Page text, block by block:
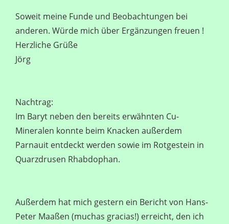
Soweit meine Funde und Beobachtungen bei
anderen. Würde mich über Ergänzungen freuen !
Herzliche Grüße
Jörg
Nachtrag:
Im Baryt neben den bereits erwähnten Cu-
Mineralen konnte beim Knacken außerdem
Parnauit entdeckt werden sowie im Rotgestein in
Quarzdrusen Rhabdophan.
Außerdem hat mich gestern ein Bericht von Hans-
Peter Maaßen (muchas gracias!) erreicht, den ich